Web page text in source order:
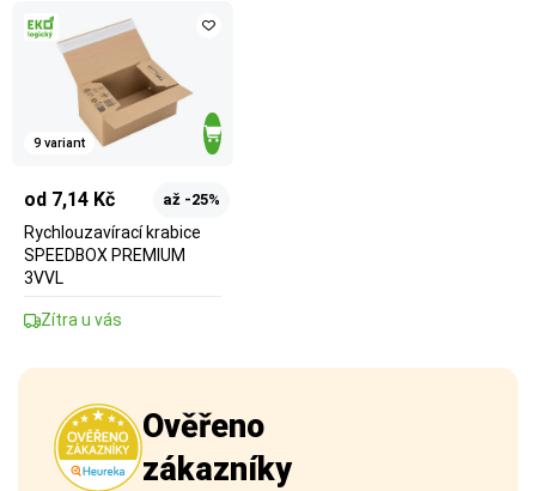
9 variant
od 7,14 Kč až -25%
Rychlouzavírací krabice
SPEEDBOX PREMIUM
3VVL
Zítra u vás
Ověřeno
zákazníky